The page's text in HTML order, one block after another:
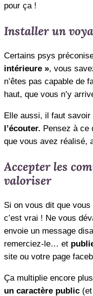
pour ça !
Installer un
Certains psys
intérieure », vous
n’êtes pas capable de
haut, que vous n’y
Elle aussi, il faut savoir
l’écouter. Pensez à ce
que vous avez réalisé,
Accepter les
valoriser
Si on vous dit que
c’est vrai ! Ne vous
envoie un message
remerciez-le… et
site ou votre page
Ça multiplie encore
un caractère public